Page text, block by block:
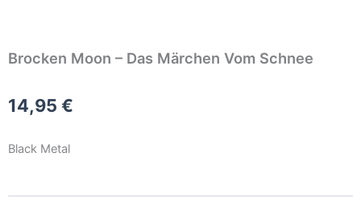
Brocken Moon – Das Märchen Vom Schnee
14,95 €
Black Metal